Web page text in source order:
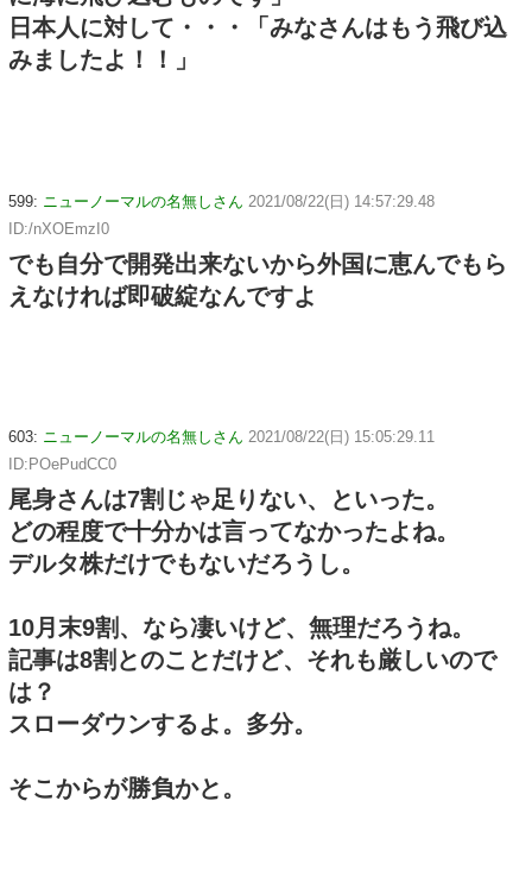
日本人に対して・・・「みなさんはもう飛び込
みましたよ！！」
599: ニューノーマルの名無しさん 2021/08/22(日) 14:57:29.48
ID:/nXOEmzI0
でも自分で開発出来ないから外国に恵んでもら
えなければ即破綻なんですよ
603: ニューノーマルの名無しさん 2021/08/22(日) 15:05:29.11
ID:POePudCC0
尾身さんは7割じゃ足りない、といった。
どの程度で十分かは言ってなかったよね。
デルタ株だけでもないだろうし。
10月末9割、なら凄いけど、無理だろうね。
記事は8割とのことだけど、それも厳しいので
は？
スローダウンするよ。多分。
そこからが勝負かと。